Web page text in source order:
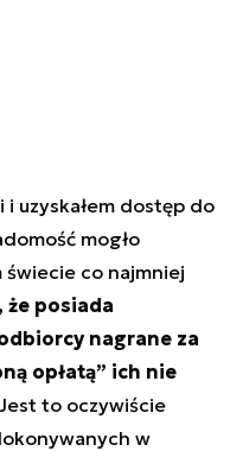
i uzyskałem dostęp do
mogło
świecie co najmniej
że posiada
nagrane za
opłatą” ich nie
to oczywiście
w